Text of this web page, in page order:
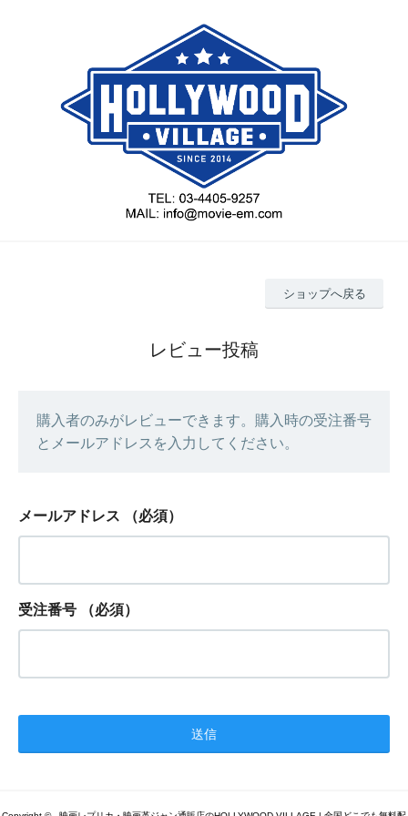
ショップへ戻る
レビュー投稿
購入者のみがレビューできます。購入時の受注番号
とメールアドレスを入力してください。
メールアドレス （必須）
受注番号 （必須）